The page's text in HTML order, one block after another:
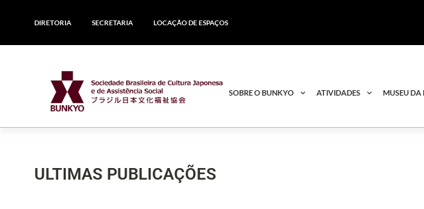
DIRETORIA SECRETARIA LOCAÇÃO DE ESPAÇOS
SOBRE O BUNKYO ATIVIDADES MUSEU DA
ULTIMAS PUBLICAÇÕES